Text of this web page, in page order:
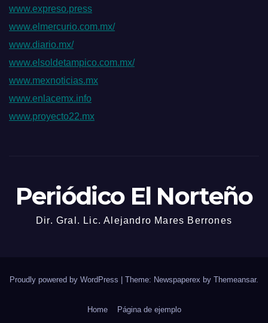
www.expreso.press
www.elmercurio.com.mx/
www.diario.mx/
www.elsoldetampico.com.mx/
www.mexnoticias.mx
www.enlacemx.info
www.proyecto22.mx
Periódico El Norteño
Dir. Gral. Lic. Alejandro Mares Berrones
Proudly powered by WordPress Theme: Newspaperex by Themeansar.
Home Página de ejemplo